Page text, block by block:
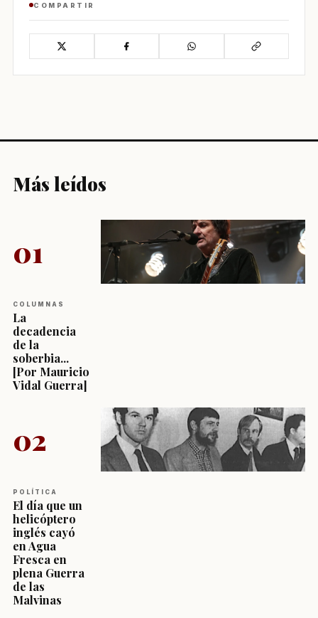
COMPARTIR
Más leídos
01
COLUMNAS
La
decadencia
de la
soberbia...
[Por Mauricio
Vidal Guerra]
02
POLÍTICA
El día que un
helicóptero
inglés cayó
en Agua
Fresca en
plena Guerra
de las
Malvinas